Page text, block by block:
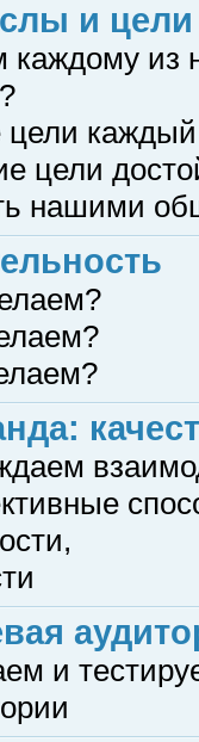
и цели
каждому из
цели
цели
нашими
и